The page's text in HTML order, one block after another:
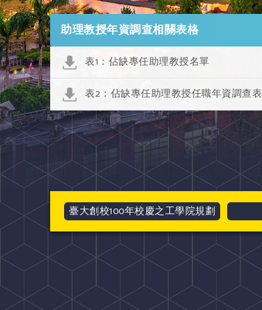
助理教授年資調查相關表格
表1：佔缺專任助理教授名單
表2：佔缺專任助理教授任職年資調查表
臺大創校100年校慶之工學院規劃